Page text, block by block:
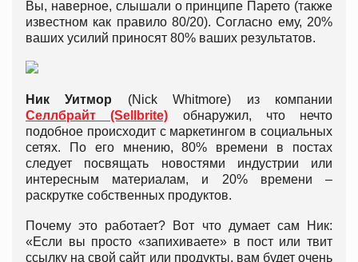
Вы, наверное, слышали о принципе Парето (также
известном как правило 80/20). Согласно ему, 20%
ваших усилий приносят 80% ваших результатов.
Ник Уитмор (Nick Whitmore) из компании
Селлбрайт (Sellbrite) обнаружил, что нечто
подобное происходит с маркетингом в социальных
сетях. По его мнению, 80% времени в постах
следует посвящать новостями индустрии или
интересным материалам, и 20% времени –
раскрутке собственных продуктов.
Почему это работает? Вот что думает сам Ник:
«Если вы просто «запихиваете» в пост или твит
ссылку на свой сайт или продукты, вам будет очень